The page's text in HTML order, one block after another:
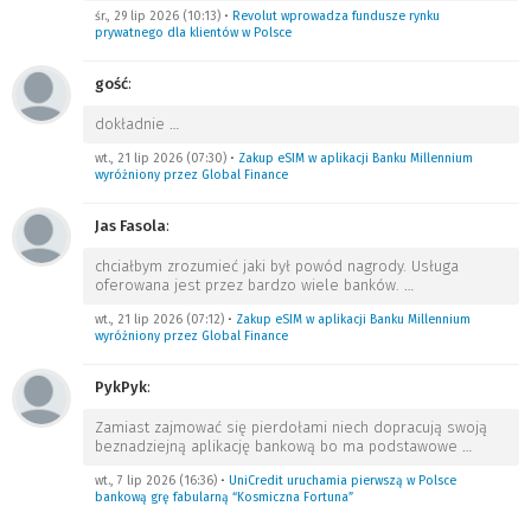
śr., 29 lip 2026 (10:13) • Revolut wprowadza fundusze rynku
prywatnego dla klientów w Polsce
gość:
dokładnie
wt., 21 lip 2026 (07:30) • Zakup eSIM w aplikacji Banku Millennium
wyróżniony przez Global Finance
Jas Fasola:
chciałbym zrozumieć jaki był powód nagrody. Usługa
oferowana jest przez bardzo wiele banków.
wt., 21 lip 2026 (07:12) • Zakup eSIM w aplikacji Banku Millennium
wyróżniony przez Global Finance
PykPyk:
Zamiast zajmować się pierdołami niech dopracują swoją
beznadziejną aplikację bankową bo ma podstawowe
wt., 7 lip 2026 (16:36) • UniCredit uruchamia pierwszą w Polsce
bankową grę fabularną “Kosmiczna Fortuna”